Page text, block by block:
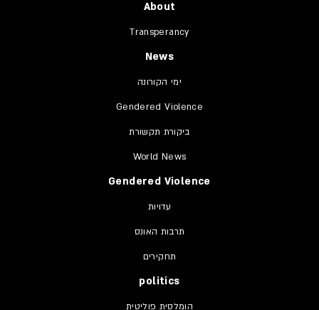
About
Transperancy
News
ימי הקורונה
Gendered Violence
ביקורת תקשורת
World News
Gendered Violence
עדויות
תרבות האונס
תחקירים
politics
הומלסית פוליטית